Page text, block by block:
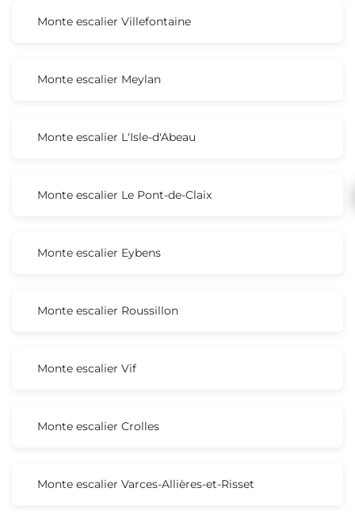
Monte escalier Villefontaine
Monte escalier Meylan
Monte escalier L'Isle-d'Abeau
Monte escalier Le Pont-de-Claix
Monte escalier Eybens
Monte escalier Roussillon
Monte escalier Vif
Monte escalier Crolles
Monte escalier Varces-Allières-et-Risset